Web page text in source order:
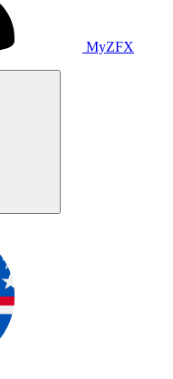
MyZFX